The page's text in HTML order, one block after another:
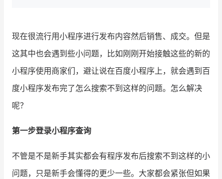
品牌消费观 行业报告
新零售资讯
增长俱乐部 有赞商盟
现在很流行用小程序进行发布内容然后销售、成交。但是
这其中也会遇到些小问题，比如刚刚开始接触这些的新的
小程序使用商家们，避让说在百度小程序上，就会遇到百
度小程序发布完了怎么搜索不到这样的问题。怎么解决
呢？
第一步登录小程序查询
不管是不是新手其实都会有程序发布后搜索不到这样的小
问题，只是新手会懂得的更少一些。大家都会紧张但如果